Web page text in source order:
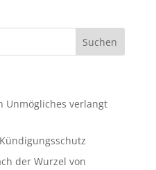
Unmögliches verlangt
der Wurzel von